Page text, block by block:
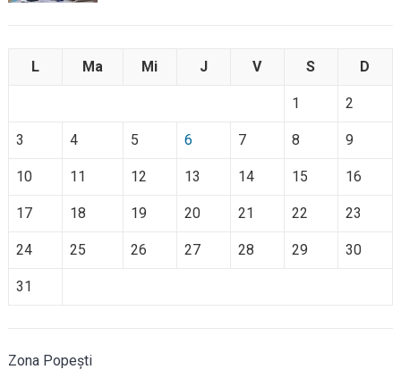
L Ma Mi J V S D
1 2
3 4 5 6 7 8 9
10 11 12 13 14 15 16
17 18 19 20 21 22 23
24 25 26 27 28 29 30
31
Zona Popești